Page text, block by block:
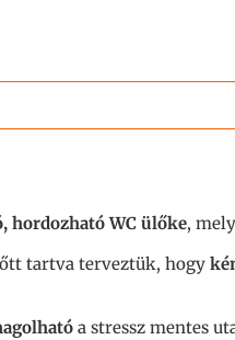
hordozható WC ülőke, mely
tartva terveztük, hogy
a stressz mentes